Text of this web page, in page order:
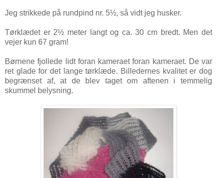
Jeg strikkede på rundpind nr. 5½, så vidt jeg husker.
Tørklædet er 2½ meter langt og ca. 30 cm bredt. Men det
vejer kun 67 gram!
Børnene fjollede lidt foran kameraet foran kameraet. De var
ret glade for det lange tørklæde. Billedernes kvalitet er dog
begrænset af, at de blev taget om aftenen i temmelig
skummel belysning.